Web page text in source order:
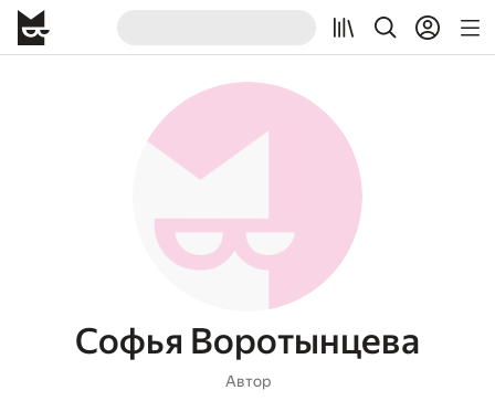
Софья Воротынцева
Автор